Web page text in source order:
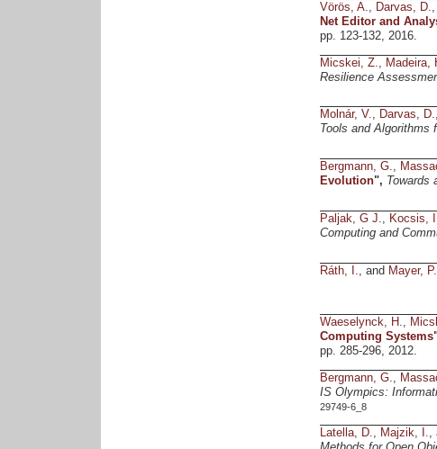
Vörös, A., Darvas, D.,
Net Editor and
pp. 123-132, 2016.
Micskei, Z. Madeira,
Resilience
Molnár, V., Darvas, D.,
Tools and Algorithms
Bergmann, G.,
Evolution", Towards
Paljak, G J., Kocsis,
Computing and
Ráth, I. , and Mayer, P.
Waeselynck, H.,
Computing Systems
pp. 285-296, 2012.
Bergmann, G.,
IS Olympics:
29749-6_8
Latella, D., Majzik, I.,